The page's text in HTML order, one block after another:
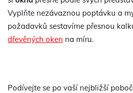
Vyplňte nezávaznou poptávku a
požadavků sestavíme přesnou
dřevěných oken na míru.
Podívejte se po vaší nejbližší